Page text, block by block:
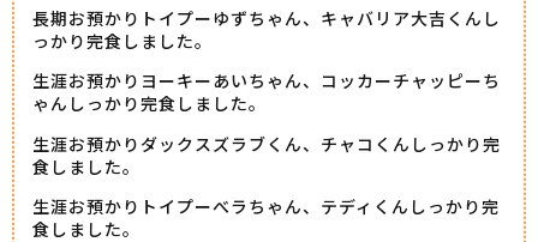
長期お預かりトイプーゆずちゃん、キャバリア大吉くんし
っかり完食しました。
生涯お預かりヨーキーあいちゃん、コッカーチャッピーち
ゃんしっかり完食しました。
生涯お預かりダックスズラブくん、チャコくんしっかり完
食しました。
生涯お預かりトイプーべラちゃん、テディくんしっかり完
食しました。